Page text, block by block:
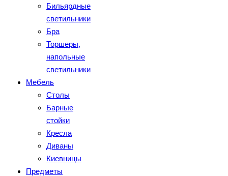
Бильярдные
светильники
Бра
Торшеры,
напольные
светильники
Мебель
Столы
Барные
стойки
Кресла
Диваны
Киевницы
Предметы